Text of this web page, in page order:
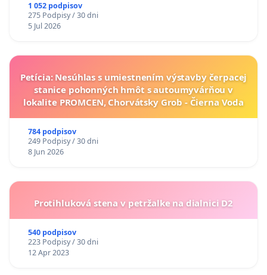
1 052 podpisov
275 Podpisy / 30 dni
5 Jul 2026
Petícia: Nesúhlas s umiestnením výstavby čerpacej
stanice pohonných hmôt s autoumyvárňou v
lokalite PROMCEN, Chorvátsky Grob - Čierna Voda
784 podpisov
249 Podpisy / 30 dni
8 Jun 2026
Protihluková stena v petržalke na dialnici D2
540 podpisov
223 Podpisy / 30 dni
12 Apr 2023